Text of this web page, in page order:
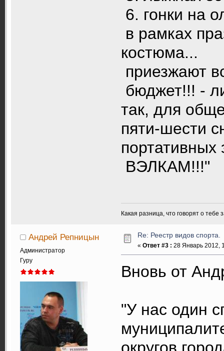
6. гонки на
в рамках
костюма...
приезжают
бюджет!!! -
так, для
пяти-шести
портативных
ВЭЛКАМ!!!"
Какая разница, что говорят о
Андрей Репницын
Администратор
Гуру
Re: Реестр видов спорта.
« Ответ #3 : 28 Январь 2012,
Вновь от
"У нас один